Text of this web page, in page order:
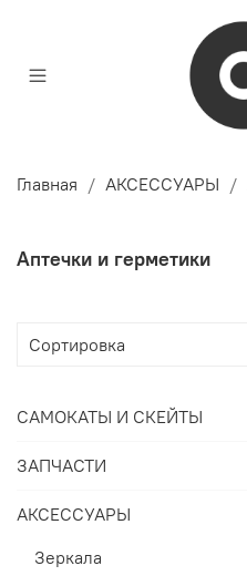
Главная АКСЕССУАРЫ
Аптечки и герметики
САМОКАТЫ И СКЕЙТЫ
ЗАПЧАСТИ
АКСЕССУАРЫ
Зеркала